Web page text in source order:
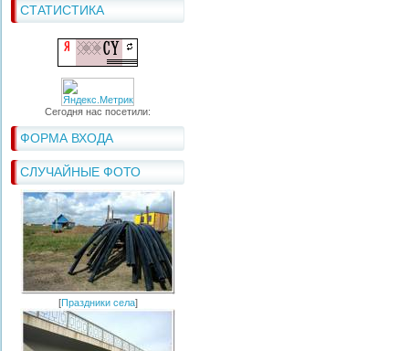
СТАТИСТИКА
Сегодня нас посетили:
ФОРМА ВХОДА
СЛУЧАЙНЫЕ ФОТО
[Праздники села]